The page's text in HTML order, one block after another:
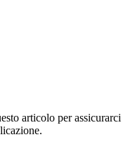
articolo per assicurarci